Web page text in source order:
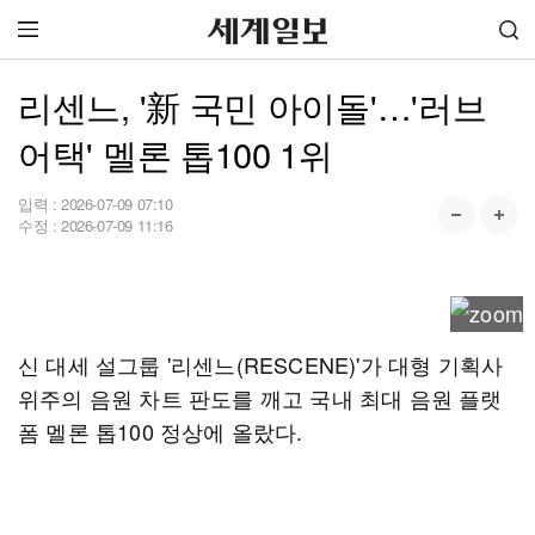
리센느, '新 국민 아이돌'…'러브
어택' 멜론 톱100 1위
입력 : 2026-07-09 07:10
수정 : 2026-07-09 11:16
신 대세 설그룹 '리센느(RESCENE)'가 대형 기획사
위주의 음원 차트 판도를 깨고 국내 최대 음원 플랫
폼 멜론 톱100 정상에 올랐다.